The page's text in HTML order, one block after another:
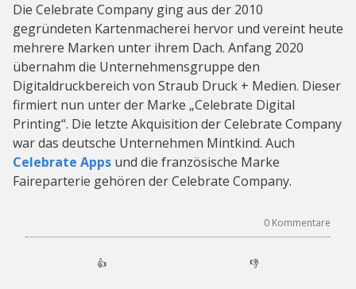
Die Celebrate Company ging aus der 2010
gegründeten Kartenmacherei hervor und vereint heute
mehrere Marken unter ihrem Dach. Anfang 2020
übernahm die Unternehmensgruppe den
Digitaldruckbereich von Straub Druck + Medien. Dieser
firmiert nun unter der Marke „Celebrate Digital
Printing“. Die letzte Akquisition der Celebrate Company
war das deutsche Unternehmen Mintkind. Auch
Celebrate Apps und die französische Marke
Faireparterie gehören der Celebrate Company.
0 Kommentare
👍 👎